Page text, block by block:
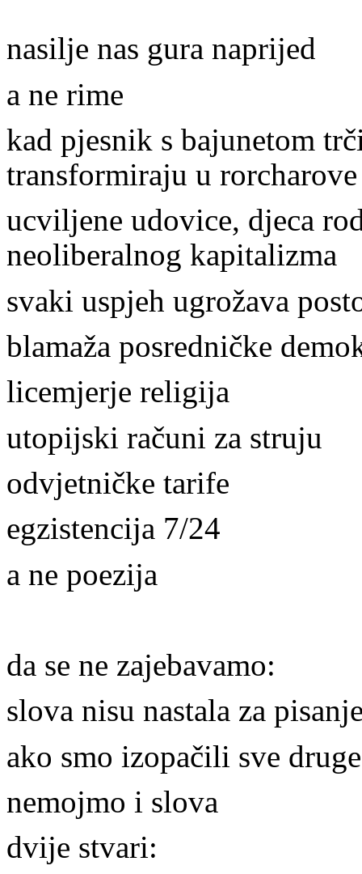
nasilje nas gura naprijed
a ne rime
kad pjesnik s bajunetom
transformiraju u
ucviljene udovice, djeca
neoliberalnog kapitalizma
svaki uspjeh ugrožava
blamaža posredničke
licemjerje religija
utopijski računi za struju
odvjetničke tarife
egzistencija 7/24
a ne poezija
da se ne zajebavamo:
slova nisu nastala za
ako smo izopačili sve
nemojmo i slova
dvije stvari: